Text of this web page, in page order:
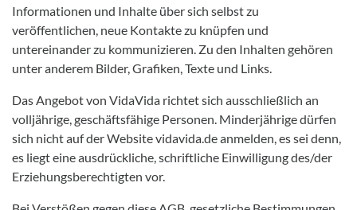
Informationen und Inhalte über sich selbst zu
veröffentlichen, neue Kontakte zu knüpfen und
untereinander zu kommunizieren. Zu den Inhalten gehören
unter anderem Bilder, Grafiken, Texte und Links.
Das Angebot von VidaVida richtet sich ausschließlich an
volljährige, geschäftsfähige Personen. Minderjährige dürfen
sich nicht auf der Website vidavida.de anmelden, es sei denn,
es liegt eine ausdrückliche, schriftliche Einwilligung des/der
Erziehungsberechtigten vor.